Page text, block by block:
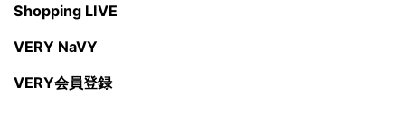
Shopping LIVE
VERY NaVY
VERY会員登録